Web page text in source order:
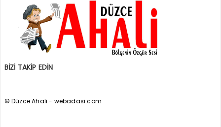
BİZİ TAKİP EDİN
© Düzce Ahali - webadasi.com